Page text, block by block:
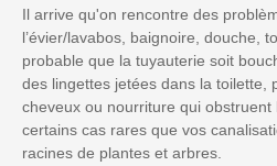
Il arrive qu'on rencontre des
l’évier/lavabos, baignoire, douche,
probable que la tuyauterie soit
des lingettes jetées dans la toilette,
cheveux ou nourriture qui
certains cas rares que vos
racines de plantes et arbres.